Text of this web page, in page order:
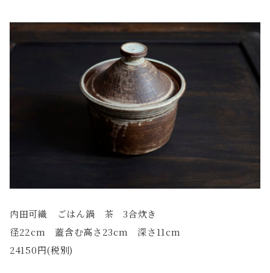
内田可織 ごはん鍋 茶 3合炊き
径22cm 蓋含む高さ23cm 深さ11cm
24150円(税別)